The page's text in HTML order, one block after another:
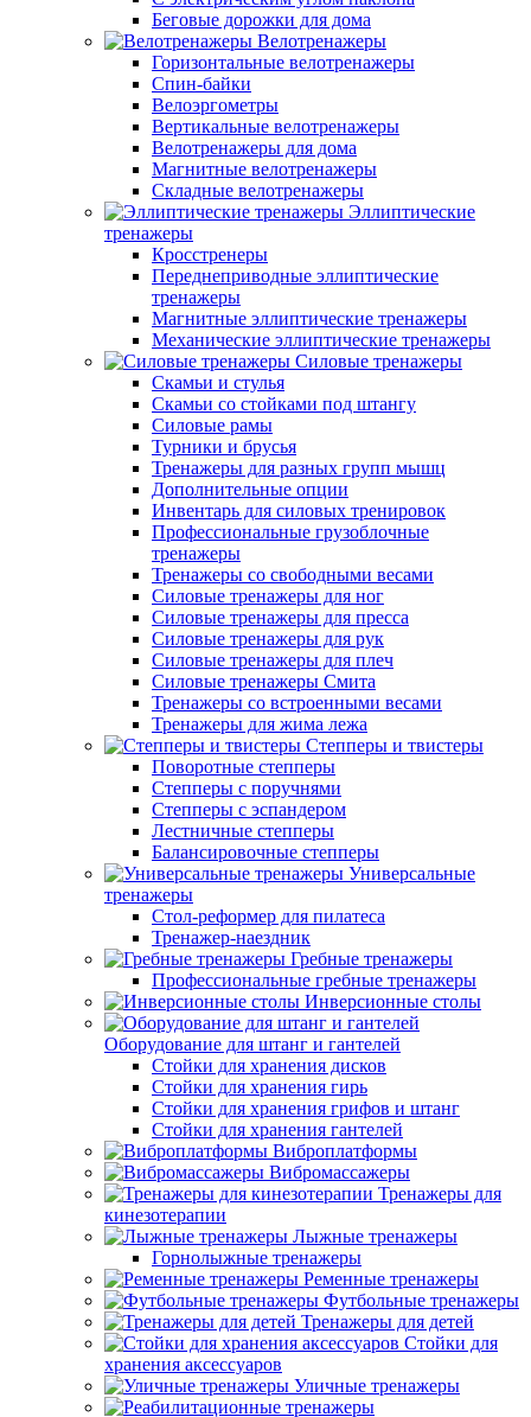
Беговые дорожки для дома
Велотренажеры
Горизонтальные велотренажеры
Спин-байки
Велоэргометры
Вертикальные велотренажеры
Велотренажеры для дома
Магнитные велотренажеры
Складные велотренажеры
Эллиптические
тренажеры
Кросстренеры
Переднеприводные эллиптические
тренажеры
Магнитные эллиптические тренажеры
Механические эллиптические тренажеры
Силовые тренажеры
Скамьи и стулья
Скамьи со стойками под штангу
Силовые рамы
Турники и брусья
Тренажеры для разных групп мышц
Дополнительные опции
Инвентарь для силовых тренировок
Профессиональные грузоблочные
тренажеры
Тренажеры со свободными весами
Силовые тренажеры для ног
Силовые тренажеры для пресса
Силовые тренажеры для рук
Силовые тренажеры для плеч
Силовые тренажеры Смита
Тренажеры со встроенными весами
Тренажеры для жима лежа
Степперы и твистеры
Поворотные степперы
Степперы с поручнями
Степперы с эспандером
Лестничные степперы
Балансировочные степперы
Универсальные
тренажеры
Стол-реформер для пилатеса
Тренажер-наездник
Гребные тренажеры
Профессиональные гребные тренажеры
Инверсионные столы
Оборудование для штанг и гантелей
Стойки для хранения дисков
Стойки для хранения гирь
Стойки для хранения грифов и штанг
Стойки для хранения гантелей
Виброплатформы
Вибромассажеры
Тренажеры для
кинезотерапии
Лыжные тренажеры
Горнолыжные тренажеры
Ременные тренажеры
Футбольные тренажеры
Тренажеры для детей
Стойки для
хранения аксессуаров
Уличные тренажеры